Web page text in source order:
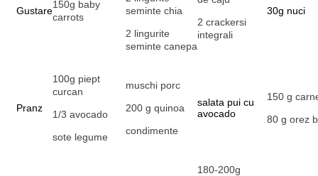
Gustare
150g baby
carrots
seminte chia
2 lingurite
seminte canepa
2 crackersi
integrali
30g nuci
Pranz
100g piept
curcan
1/3 avocado
sote legume
muschi porc
200 g quinoa
condimente
salata pui cu
avocado
150 g
80 g orez
180-200g